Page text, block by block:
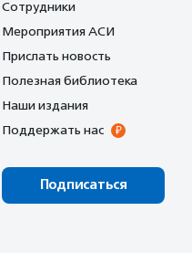
Сотрудники
Мероприятия АСИ
Прислать новость
Полезная библиотека
Наши издания
Поддержать нас
Подписаться